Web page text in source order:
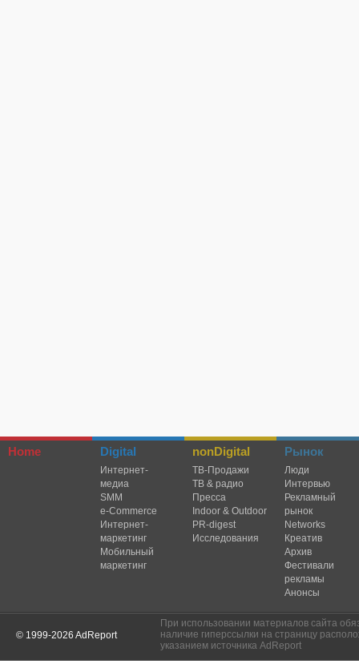
Home Digital
Интернет-
медиа
SMM
e-Commerce
Интернет-
маркетинг
Мобильный
маркетинг
nonDigital
TВ-Продажи
ТВ & радио
Пресса
Indoor & Outdoor
PR-digest
Исследования
Рынок
Люди
Интервью
Рекламный
рынок
Networks
Креатив
Архив
Фестивали
рекламы
Анонсы
© 1999-2026 AdReport
При использовании материалов сайта
наличие гиперссылки на страницу
указанием источника AdReport